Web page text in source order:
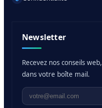
Newsletter
Recevez nos conseils
dans votre boîte mail.